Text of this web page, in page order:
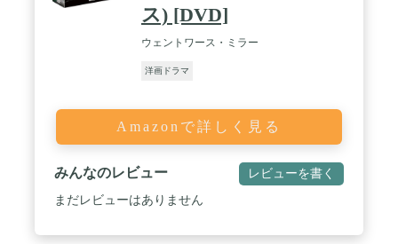
ス) [DVD]
ウェントワース・ミラー
洋画ドラマ
Amazonで詳しく見る
みんなのレビュー レビューを書く
まだレビューはありません